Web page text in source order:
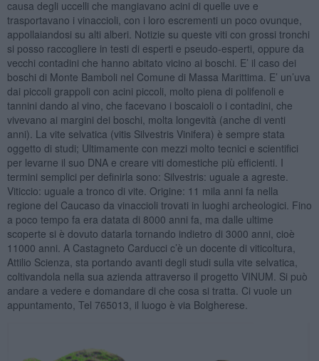
causa degli uccelli che mangiavano acini di quelle uve e
trasportavano i vinaccioli, con i loro escrementi un poco ovunque,
appollaiandosi su alti alberi. Notizie su queste viti con grossi tronchi
si posso raccogliere in testi di esperti e pseudo-esperti, oppure da
vecchi contadini che hanno abitato vicino ai boschi. E’ il caso dei
boschi di Monte Bamboli nel Comune di Massa Marittima. E’ un’uva
dai piccoli grappoli con acini piccoli, molto piena di polifenoli e
tannini dando al vino, che facevano i boscaioli o i contadini, che
vivevano ai margini dei boschi, molta longevità (anche di venti
anni). La vite selvatica (vitis Silvestris Vinifera) è sempre stata
oggetto di studi; Ultimamente con mezzi molto tecnici e scientifici
per levarne il suo DNA e creare viti domestiche più efficienti. I
termini semplici per definirla sono: Silvestris: uguale a agreste.
Viticcio: uguale a tronco di vite. Origine: 11 mila anni fa nella
regione del Caucaso da vinaccioli trovati in luoghi archeologici. Fino
a poco tempo fa era datata di 8000 anni fa, ma dalle ultime
scoperte si è dovuto datarla tornando indietro di 3000 anni, cioè
11000 anni. A Castagneto Carducci c’è un docente di viticoltura,
Attilio Scienza, sta portando avanti degli studi sulla vite selvatica,
coltivandola nella sua azienda attraverso il progetto VINUM. Si può
andare a vedere e domandare di che cosa si tratta. Ci vuole un
appuntamento, Tel 765013, il luogo è via Bolgherese.